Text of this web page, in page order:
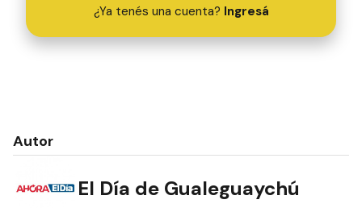
¿Ya tenés una cuenta? Ingresá
Autor
El Día de Gualeguaychú